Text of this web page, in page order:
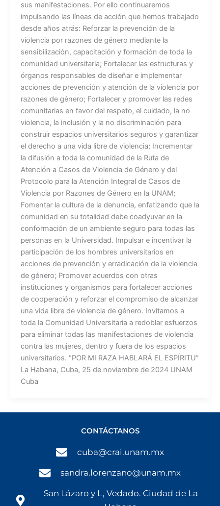
sus manifestaciones. Por ello continuaremos
impulsando las líneas de acción que hemos trabajado
desde años atrás: Reforzar la prevención de la
violencia por razones de género mediante la
sensibilización, capacitación y formación de toda la
comunidad universitaria; Fortalecer las estructuras y
órganos responsables de diseñar e implementar
acciones de prevención y atención de la violencia por
razones de género; Fortalecer y promover las redes
comunitarias en favor del respeto, el cuidado, la no
violencia, la inclusión y la no discriminación para
construir espacios universitarios seguros y garantizar
el derecho a una vida libre de violencia; Incrementar
la difusión a toda la comunidad de la Ruta de
Atención a Casos de Violencia de Género y del
Protocolo para la Atención Integral de Casos de
Violencia por Razones de Género en la UNAM;
Fomentar la cultura de la denuncia, enfatizando que la
comunidad en su totalidad debe coadyuvar en la
conformación de un ambiente seguro para todas las
personas en la Universidad. Impulsar e incentivar la
participación de los hombres universitarios en
acciones de prevención y erradicación de la violencia
de género; Promover acuerdos con otras
instituciones y organismos para fortalecer acciones
de cooperación y reforzar el compromiso de alcanzar
una vida libre de violencia de género. Invitamos a
toda la Comunidad Universitaria a redoblar esfuerzos
para eliminar todas las manifestaciones de violencia
contra las mujeres, dentro y fuera de los espacios
universitarios. “POR MI RAZA HABLARÁ EL ESPÍRITU”
La Habana, Cuba, 25 de noviembre de 2024 UNAM
Cuba
CONTÁCTANOS
cuba@crai.unam.mx
sandra.lorenzano@unam.mx
San Lázaro y L, Vedado. Ciudad de La